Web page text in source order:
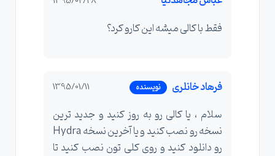
فقط با کالی میشه این کارو کرد؟
فرهاد خانلری نویسنده 1395/01/11
سلام ، یا کالی رو به روز کنید و جدید ترین
نسخه رو نصب کنید و یا آخرین نسخه Hydra
رو دانلود کنید و روی کلی تون نصب کنید تا